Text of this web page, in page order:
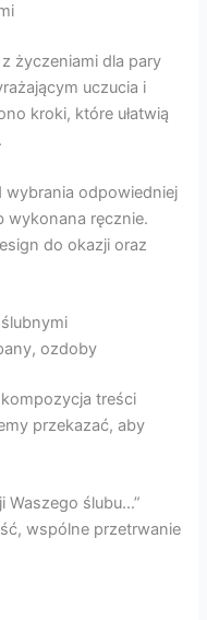
życzeniami dla pary
uczucia i
kroki, które ułatwią
wybrania odpowiedniej
wykonana ręcznie.
do okazji oraz
ozdoby
treści
przekazać, aby
Waszego ślubu…”
wspólne przetrwanie